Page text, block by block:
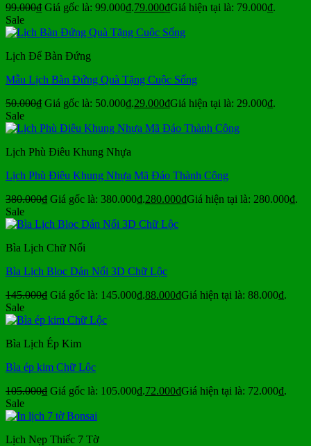
99.000₫ Giá gốc là: 99.000₫.79.000₫Giá hiện tại là: 79.000₫.
Sale
Lịch Để Bàn Đứng
Mẫu Lịch Bàn Đứng Quà Tặng Cuộc Sống
50.000₫ Giá gốc là: 50.000₫.29.000₫Giá hiện tại là: 29.000₫.
Sale
Lịch Phù Điêu Khung Nhựa
Lịch Phù Điêu Khung Nhựa Mã Đáo Thành Công
380.000₫ Giá gốc là: 380.000₫.280.000₫Giá hiện tại là: 280.000₫.
Sale
Bìa Lịch Chữ Nổi
Bìa Lịch Bloc Dán Nổi 3D Chữ Lộc
145.000₫ Giá gốc là: 145.000₫.88.000₫Giá hiện tại là: 88.000₫.
Sale
Bìa Lịch Ép Kim
Bìa ép kim Chữ Lộc
105.000₫ Giá gốc là: 105.000₫.72.000₫Giá hiện tại là: 72.000₫.
Sale
Lịch Nẹp Thiếc 7 Tờ